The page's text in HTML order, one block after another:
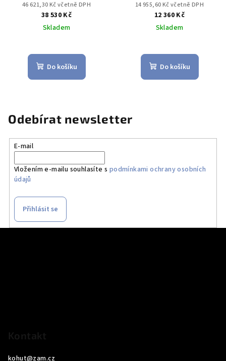
46 621,30 Kč včetně DPH
38 530 Kč
Skladem
Do košíku
14 955,60 Kč včetně DPH
12 360 Kč
Skladem
Do košíku
Odebírat newsletter
E-mail
Vložením e-mailu souhlasíte s podmínkami ochrany osobních
údajů
Přihlásit se
kohut@zam.cz